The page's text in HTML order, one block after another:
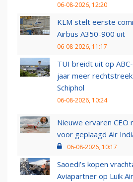
06-08-2026, 12:20
KLM stelt eerste
Airbus A350-900 uit
06-08-2026, 11:17
TUI breidt uit op
jaar meer
Schiphol
06-08-2026, 10:24
Nieuwe ervaren
voor geplaagd Air
06-08-2026, 10:17
Saoedi’s kopen
Aviapartner op Luik